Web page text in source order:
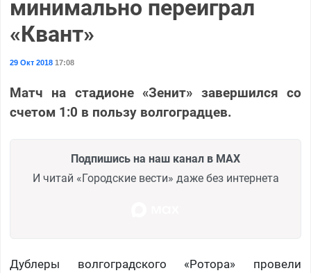
минимально переиграл
«Квант»
29 Окт 201817:08
Матч на стадионе «Зенит» завершился со
счетом 1:0 в пользу волгоградцев.
Подпишись на наш канал в MAX
И читай «Городские вести» даже без интернета
Дублеры волгоградского «Ротора» провели